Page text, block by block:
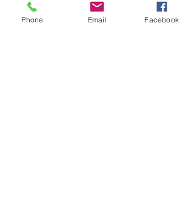
Phone Email Facebook